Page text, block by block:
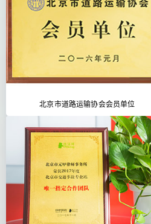
北京市道路运输协会会员单位